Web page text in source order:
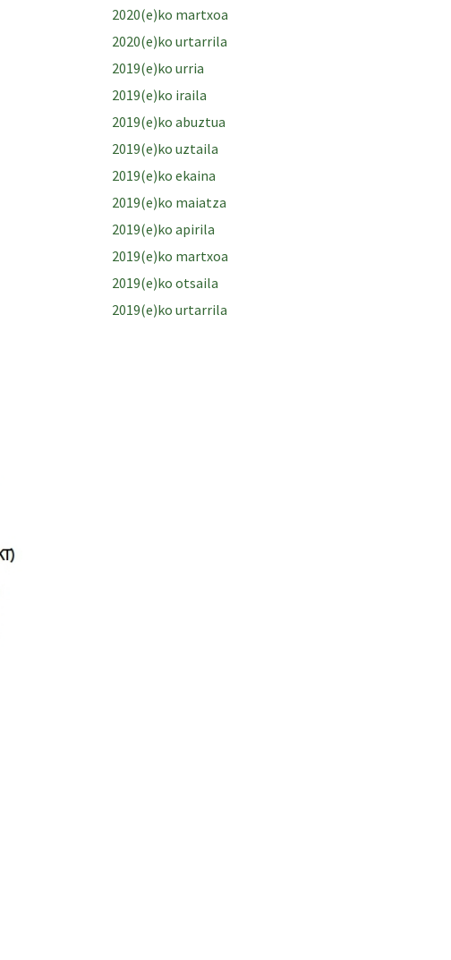
2020(e)ko martxoa
2020(e)ko urtarrila
2019(e)ko urria
2019(e)ko iraila
2019(e)ko abuztua
2019(e)ko uztaila
2019(e)ko ekaina
2019(e)ko maiatza
2019(e)ko apirila
2019(e)ko martxoa
2019(e)ko otsaila
2019(e)ko urtarrila